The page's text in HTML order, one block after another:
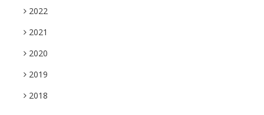
2022
2021
2020
2019
2018